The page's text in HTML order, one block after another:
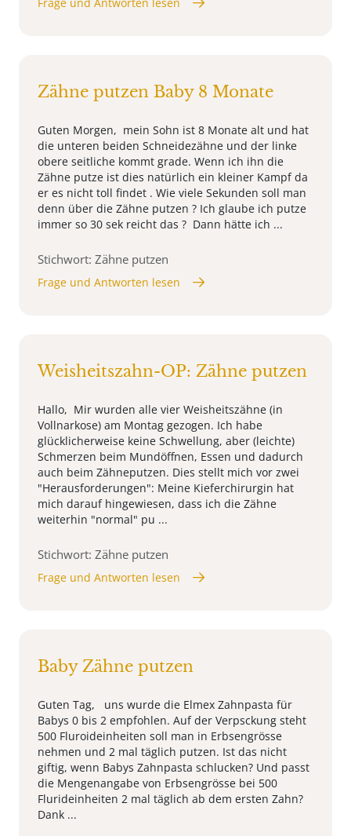
Zähne putzen Baby 8 Monate
Guten Morgen, mein Sohn ist 8 Monate alt und hat
die unteren beiden Schneidezähne und der linke
obere seitliche kommt grade. Wenn ich ihn die
Zähne putze ist dies natürlich ein kleiner Kampf da
er es nicht toll findet . Wie viele Sekunden soll man
denn über die Zähne putzen ? Ich glaube ich putze
immer so 30 sek reicht das ? Dann hätte ich ...
Stichwort: Zähne putzen
Frage und Antworten lesen
Weisheitszahn-OP: Zähne putzen
Hallo, Mir wurden alle vier Weisheitszähne (in
Vollnarkose) am Montag gezogen. Ich habe
glücklicherweise keine Schwellung, aber (leichte)
Schmerzen beim Mundöffnen, Essen und dadurch
auch beim Zähneputzen. Dies stellt mich vor zwei
"Herausforderungen": Meine Kieferchirurgin hat
mich darauf hingewiesen, dass ich die Zähne
weiterhin "normal" pu ...
Stichwort: Zähne putzen
Frage und Antworten lesen
Baby Zähne putzen
Guten Tag, uns wurde die Elmex Zahnpasta für
Babys 0 bis 2 empfohlen. Auf der Verpsckung steht
500 Fluroideinheiten soll man in Erbsengrösse
nehmen und 2 mal täglich putzen. Ist das nicht
giftig, wenn Babys Zahnpasta schlucken? Und passt
die Mengenangabe von Erbsengrösse bei 500
Flurideinheiten 2 mal täglich ab dem ersten Zahn?
Dank ...